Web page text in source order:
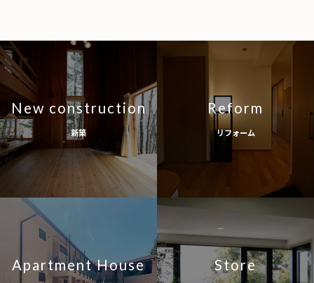
New construction
新築
Reform
リフォーム
Apartment House Store